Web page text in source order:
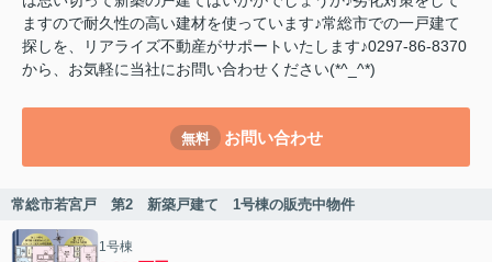
ますので耐久性の高い建材を使っています♪常総市での一戸建て
探しを、リアライズ不動産がサポートいたします♪0297-86-8370
から、お気軽に当社にお問い合わせください(*^_^*)
無料 お問い合わせ
常総市若宮戸 第2 新築戸建て 1号棟の販売中物件
1号棟